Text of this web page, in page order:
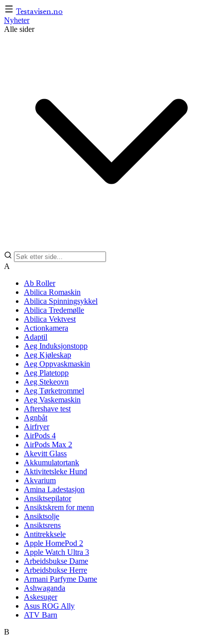
Testavisen.no
Nyheter
Alle sider
A
Ab Roller
Abilica Romaskin
Abilica Spinningsykkel
Abilica Tredemølle
Abilica Vektvest
Actionkamera
Adaptil
Aeg Induksjonstopp
Aeg Kjøleskap
Aeg Oppvaskmaskin
Aeg Platetopp
Aeg Stekeovn
Aeg Tørketrommel
Aeg Vaskemaskin
Aftershave test
Agnbåt
Airfryer
AirPods 4
AirPods Max 2
Akevitt Glass
Akkumulatortank
Aktivitetsleke Hund
Akvarium
Amina Ladestasjon
Ansiktsepilator
Ansiktskrem for menn
Ansiktsolje
Ansiktsrens
Antitrekksele
Apple HomePod 2
Apple Watch Ultra 3
Arbeidsbukse Dame
Arbeidsbukse Herre
Armani Parfyme Dame
Ashwaganda
Askesuger
Asus ROG Ally
ATV Barn
B